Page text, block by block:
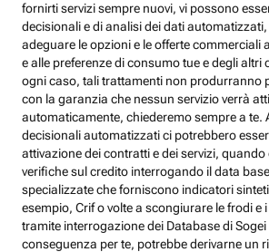
fornirti servizi sempre nuovi, vi possono
decisionali e di analisi dei dati
adeguare le opzioni e le offerte commerciali
e alle preferenze di consumo tue e degli altri
ogni caso, tali trattamenti non produrranno
con la garanzia che nessun servizio verrà
automaticamente, chiederemo sempre a te.
decisionali automatizzati ci potrebbero
attivazione dei contratti e dei servizi,
verifiche sul credito interrogando il data
specializzate che forniscono indicatori
esempio, Crif o volte a scongiurare le frodi e
tramite interrogazione dei Database di Sogei
conseguenza per te, potrebbe derivarne un